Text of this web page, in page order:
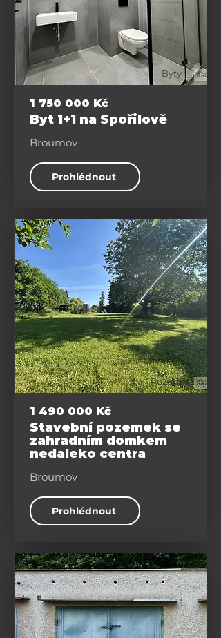
Byty
1 750 000 Kč
Byt 1+1 na Spořilově
Broumov
Prohlédnout
Pozemky
1 490 000 Kč
Stavební pozemek se
zahradním domkem
nedaleko centra
Broumov
Prohlédnout